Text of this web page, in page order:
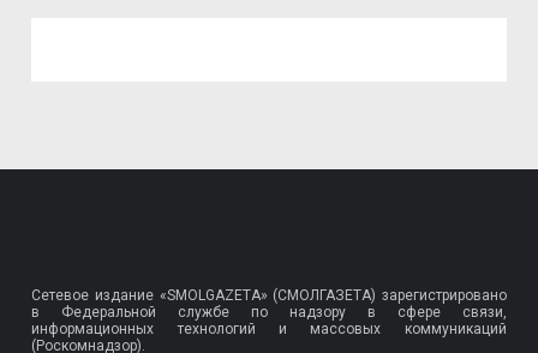
Сетевое издание «SMOLGAZETA» (СМОЛГАЗЕТА) зарегистрировано
в Федеральной службе по надзору в сфере связи,
информационных технологий и массовых коммуникаций
(Роскомнадзор).